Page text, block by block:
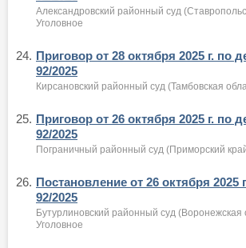
Александровский районный суд
Уголовное
24. Приговор от 28 октября 2025 г. по
92/2025
Кирсановский районный суд (Тамбовская
25. Приговор от 26 октября 2025 г. по
92/2025
Пограничный районный суд (Приморский
26. Постановление от 26 октября
92/2025
Бутурлиновский районный суд (Воронежская
Уголовное